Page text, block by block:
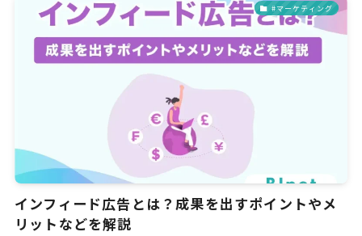
#マーケティング
インフィード広告とは？成果を出すポイントやメ
リットなどを解説